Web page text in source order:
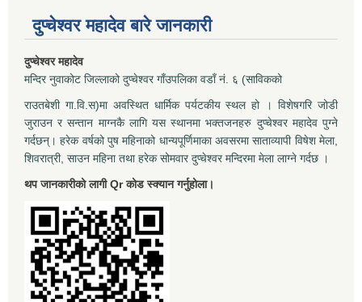
दुप्चेश्वर महादेव बारे जानकारी
दुप्चेश्वर महादेव
मन्दिर नुवाकोट जिल्लाको दुप्चेश्वर गाँउपलिका वडाँ नं. ६ (साविकको
राउतबेशी गा.वि.स)मा अवस्थित धार्मिक पर्यटकीय स्थल हो । विशेषगरि जोडी
जुराउन र सन्तान माग्नकै लागि यस स्थानमा भक्तजनहरु दुप्चेश्वर महादेव पुग्ने
गर्दछन्। हरेक वर्षको पुष महिनाको धान्यपूर्णिमाका अवसरमा साताव्यापी विषेश मेला,
शिवरात्री, साउन महिना तथा हरेक सोमवार दुप्चेश्वर मन्दिरमा मेला लाग्ने गर्दछ ।
थप जानकारीको लागी Qr कोड स्क्यान गर्नुहोला।